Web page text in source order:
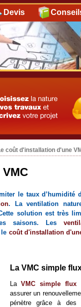
Devis
coût d'installation d'une
le taux d’humidité
. La ventilation
solution est très
saisons. Les
le coût d'installation
La VMC simple
LaVMC simple flux
assurer un
pénètre grâce à des